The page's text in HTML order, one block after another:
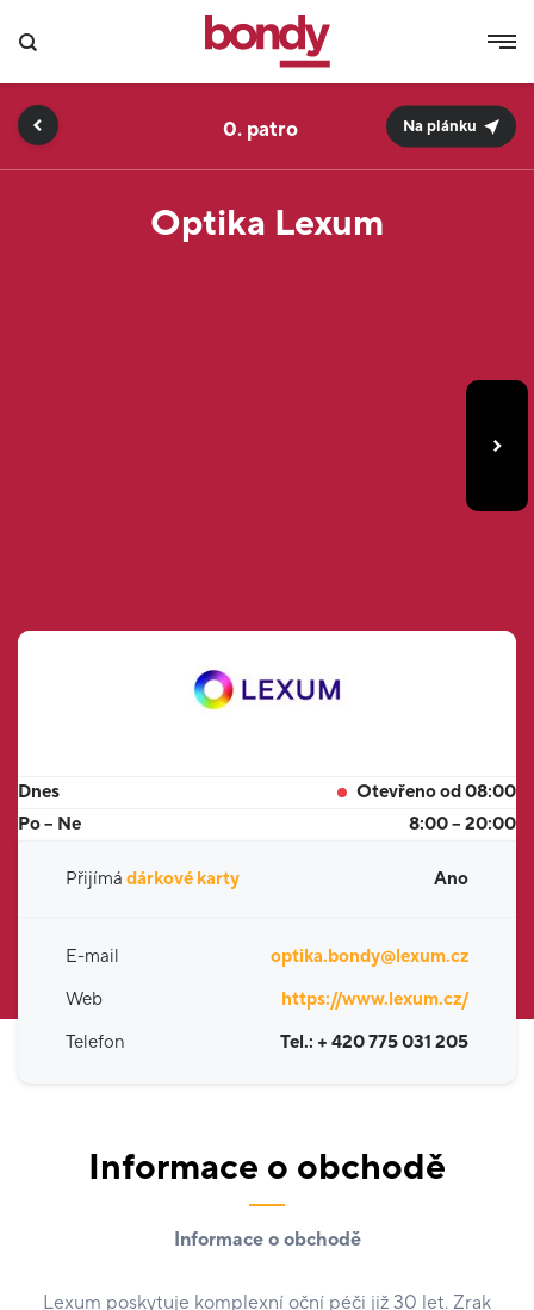
Optika Lexum
0. Na plánku
Dnes
Otevřeno od 08:00
Po – Ne
8:00 – 20:00
Přijímá dárkové karty Ano
E-mail
optika.bondy@lexum.cz
Web
https://www.lexum.cz/
Telefon
Tel.: + 420 775 031 205
Informace o obchodě
Informace o obchodě
Lexum poskytuje komplexní oční péči již 30 let. Zrak